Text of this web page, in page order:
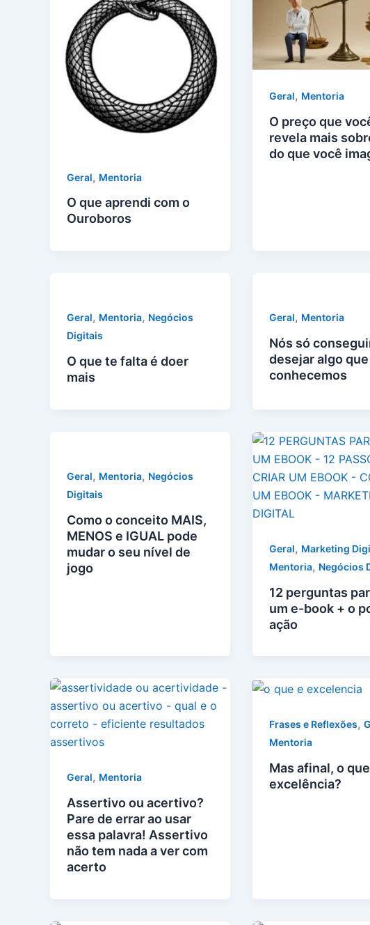
Geral, Mentoria
O que aprendi com o
Ouroboros
Geral, Mentoria
O preço que
revela mais
do que você
Geral, Mentoria, Negócios
Digitais
O que te falta é doer
mais
Geral, Mentoria
Nós só
desejar algo
conhecemos
Geral, Mentoria, Negócios
Digitais
Como o conceito MAIS,
MENOS e IGUAL pode
mudar o seu nível de
jogo
Geral, Marketing
Mentoria, Negócios
12 perguntas
um e-book + o
ação
Geral, Mentoria
Assertivo ou acertivo?
Pare de errar ao usar
essa palavra! Assertivo
não tem nada a ver com
acerto
Frases e Reflexões,
Mentoria
Mas afinal, o
excelência?